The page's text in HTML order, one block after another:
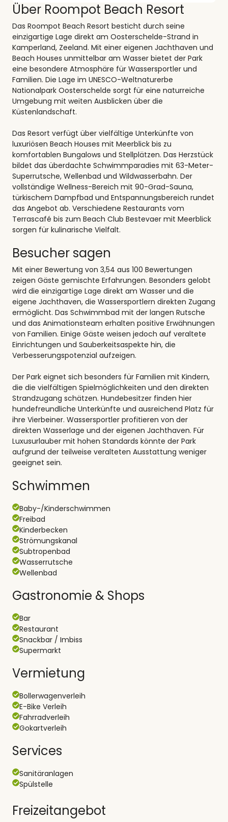
Über Roompot Beach Resort
Das Roompot Beach Resort besticht durch seine
einzigartige Lage direkt am Oosterschelde-Strand in
Kamperland, Zeeland. Mit einer eigenen Jachthaven und
Beach Houses unmittelbar am Wasser bietet der Park
eine besondere Atmosphäre für Wassersportler und
Familien. Die Lage im UNESCO-Weltnaturerbe
Nationalpark Oosterschelde sorgt für eine naturreiche
Umgebung mit weiten Ausblicken über die
Küstenlandschaft.
Das Resort verfügt über vielfältige Unterkünfte von
luxuriösen Beach Houses mit Meerblick bis zu
komfortablen Bungalows und Stellplätzen. Das Herzstück
bildet das überdachte Schwimmparadies mit 63-Meter-
Superrutsche, Wellenbad und Wildwasserbahn. Der
vollständige Wellness-Bereich mit 90-Grad-Sauna,
türkischem Dampfbad und Entspannungsbereich rundet
das Angebot ab. Verschiedene Restaurants vom
Terrascafé bis zum Beach Club Bestevaer mit Meerblick
sorgen für kulinarische Vielfalt.
Besucher sagen
Mit einer Bewertung von 3,54 aus 100 Bewertungen
zeigen Gäste gemischte Erfahrungen. Besonders gelobt
wird die einzigartige Lage direkt am Wasser und die
eigene Jachthaven, die Wassersportlern direkten Zugang
ermöglicht. Das Schwimmbad mit der langen Rutsche
und das Animationsteam erhalten positive Erwähnungen
von Familien. Einige Gäste weisen jedoch auf veraltete
Einrichtungen und Sauberkeitsaspekte hin, die
Verbesserungspotenzial aufzeigen.
Der Park eignet sich besonders für Familien mit Kindern,
die die vielfältigen Spielmöglichkeiten und den direkten
Strandzugang schätzen. Hundebesitzer finden hier
hundefreundliche Unterkünfte und ausreichend Platz für
ihre Vierbeiner. Wassersportler profitieren von der
direkten Wasserlage und der eigenen Jachthaven. Für
Luxusurlauber mit hohen Standards könnte der Park
aufgrund der teilweise veralteten Ausstattung weniger
geeignet sein.
Schwimmen
Baby-/Kinderschwimmen
Freibad
Kinderbecken
Strömungskanal
Subtropenbad
Wasserrutsche
Wellenbad
Gastronomie & Shops
Bar
Restaurant
Snackbar / Imbiss
Supermarkt
Vermietung
Bollerwagenverleih
E-Bike Verleih
Fahrradverleih
Gokartverleih
Services
Sanitäranlagen
Spülstelle
Freizeitangebot